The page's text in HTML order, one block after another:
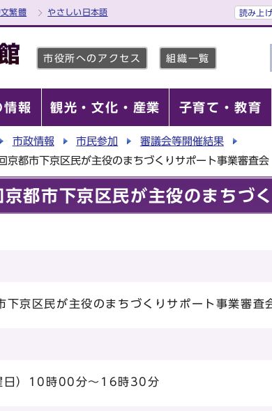
文繁體 やさしい日本語 読み上
市役所へのアクセス 組織一覧
情報 観光・文化・産業 子育て・教育
市政情報 市民参加
審議会等開催結果
京都市下京区民が主役のまちづくりサポート事業審査会
都市下京区民が主役のまちづ
下京区民が主役のまちづくりサポート事業審査
日）10時00分～16時30分